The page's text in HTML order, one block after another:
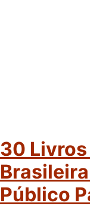
30
Público